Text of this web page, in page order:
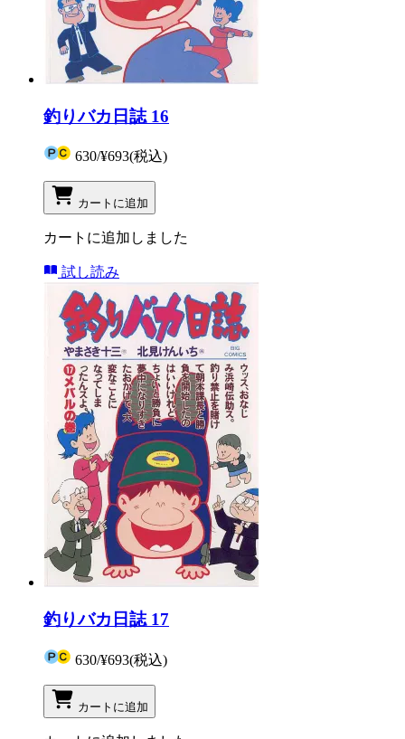
釣りバカ日誌 16
630/¥693(税込)
カートに追加
カートに追加しました
試し読み
釣りバカ日誌 17
630/¥693(税込)
カートに追加